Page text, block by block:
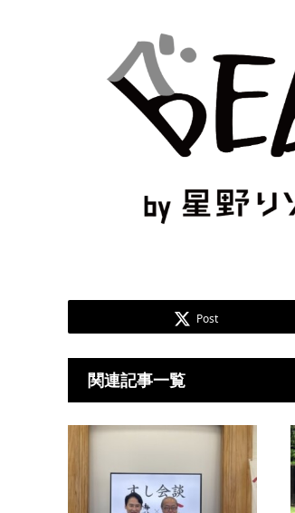
Post
関連記事一覧